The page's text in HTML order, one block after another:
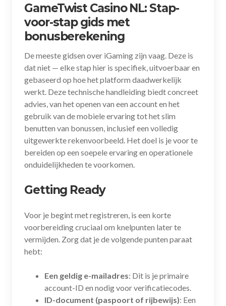
GameTwist Casino NL: Stap-
voor-stap gids met
bonusberekening
De meeste gidsen over iGaming zijn vaag. Deze is
dat niet — elke stap hier is specifiek, uitvoerbaar en
gebaseerd op hoe het platform daadwerkelijk
werkt. Deze technische handleiding biedt concreet
advies, van het openen van een account en het
gebruik van de mobiele ervaring tot het slim
benutten van bonussen, inclusief een volledig
uitgewerkte rekenvoorbeeld. Het doel is je voor te
bereiden op een soepele ervaring en operationele
onduidelijkheden te voorkomen.
Getting Ready
Voor je begint met registreren, is een korte
voorbereiding cruciaal om knelpunten later te
vermijden. Zorg dat je de volgende punten paraat
hebt:
Een geldig e-mailadres: Dit is je primaire
account-ID en nodig voor verificatiecodes.
ID-document (paspoort of rijbewijs): Een